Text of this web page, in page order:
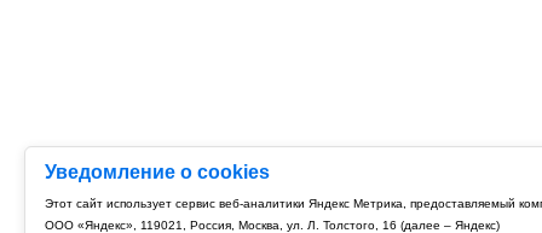
Уведомление о cookies
Этот сайт использует сервис веб-аналитики Яндекс Метрика, предоставляемый
ООО «Яндекс», 119021, Россия, Москва, ул. Л. Толстого, 16 (далее – Яндекс)